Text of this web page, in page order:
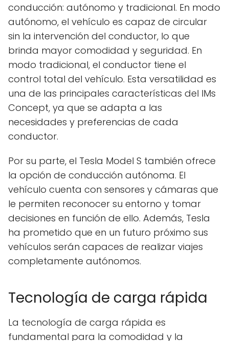
conducción: autónomo y tradicional. En modo
autónomo, el vehículo es capaz de circular
sin la intervención del conductor, lo que
brinda mayor comodidad y seguridad. En
modo tradicional, el conductor tiene el
control total del vehículo. Esta versatilidad es
una de las principales características del IMs
Concept, ya que se adapta a las
necesidades y preferencias de cada
conductor.
Por su parte, el Tesla Model S también ofrece
la opción de conducción autónoma. El
vehículo cuenta con sensores y cámaras que
le permiten reconocer su entorno y tomar
decisiones en función de ello. Además, Tesla
ha prometido que en un futuro próximo sus
vehículos serán capaces de realizar viajes
completamente autónomos.
Tecnología de carga rápida
La tecnología de carga rápida es
fundamental para la comodidad y la